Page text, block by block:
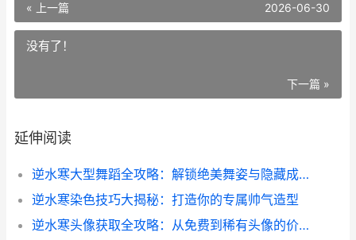
« 上一篇 2026-06-30
没有了！
下一篇 »
延伸阅读
逆水寒大型舞蹈全攻略：解锁绝美舞姿与隐藏成就
逆水寒染色技巧大揭秘：打造你的专属帅气造型
逆水寒头像获取全攻略：从免费到稀有头像的价格与获取技巧